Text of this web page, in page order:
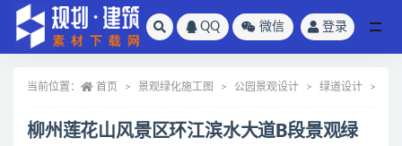
QQ 微信 登录
当前位置： 首页 景观绿化施工图 公园景观设计 绿道设计
柳州莲花山风景区环江滨水大道B段景观绿
全部